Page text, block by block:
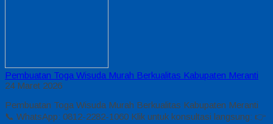
Pembuatan Toga Wisuda Murah Berkualitas Kabupaten Meranti
24 Maret 2026
Pembuatan Toga Wisuda Murah Berkualitas Kabupaten Meranti
📞 WhatsApp: 0812-2282-1060 Klik untuk konsultasi langsung: 👉